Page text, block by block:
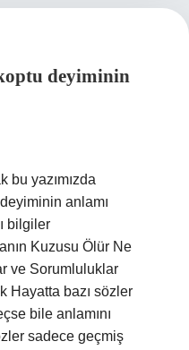
deyiminin
bu yazımızda
anlamı
bilgiler
Kuzusu Ölür Ne
ve Sorumluluklar
Hayatta bazı sözler
bile anlamını
sadece geçmiş